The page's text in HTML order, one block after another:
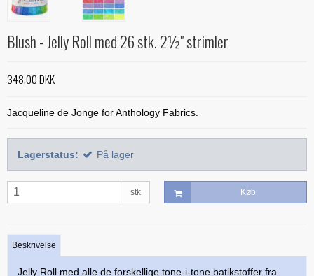
Stof efter farve
Treasure Håndquiltetråd
Glitter 'hologram'tråd
Silketråd
Polyester mellemfoer
Alle bøger
Modern Quilts
Paper/foundation piecing
Mønstre
Alle mønstre
BeColourful - Jacqueline de Jonge
Mønstre til stamps
Mønstre fra Sew Kind of Wonderful
Skabeloner og linealer
Buede former
Creative Grids
Diverse skabeloner
Linealer
Studio 180 Design
Bøger om quiltning
Div. tilbehør til quiltning
Quiltemønstre
Fortrykte quilttoppe
Taskemønstre
Lynlåse
Hardware - taskespænder
Mesh og fold-over elastik
Øvrigt tilbehør til tasker
Materialer til masker/mundbind
Kork og kunstlæder
Blush - Jelly Roll med 26 stk. 2½" strimler
348,00 DKK
Jacqueline de Jonge for Anthology Fabrics.
Lagerstatus: På lager
stk Køb
Beskrivelse
Jelly Roll med alle de forskellige tone-i-tone batikstoffer fra